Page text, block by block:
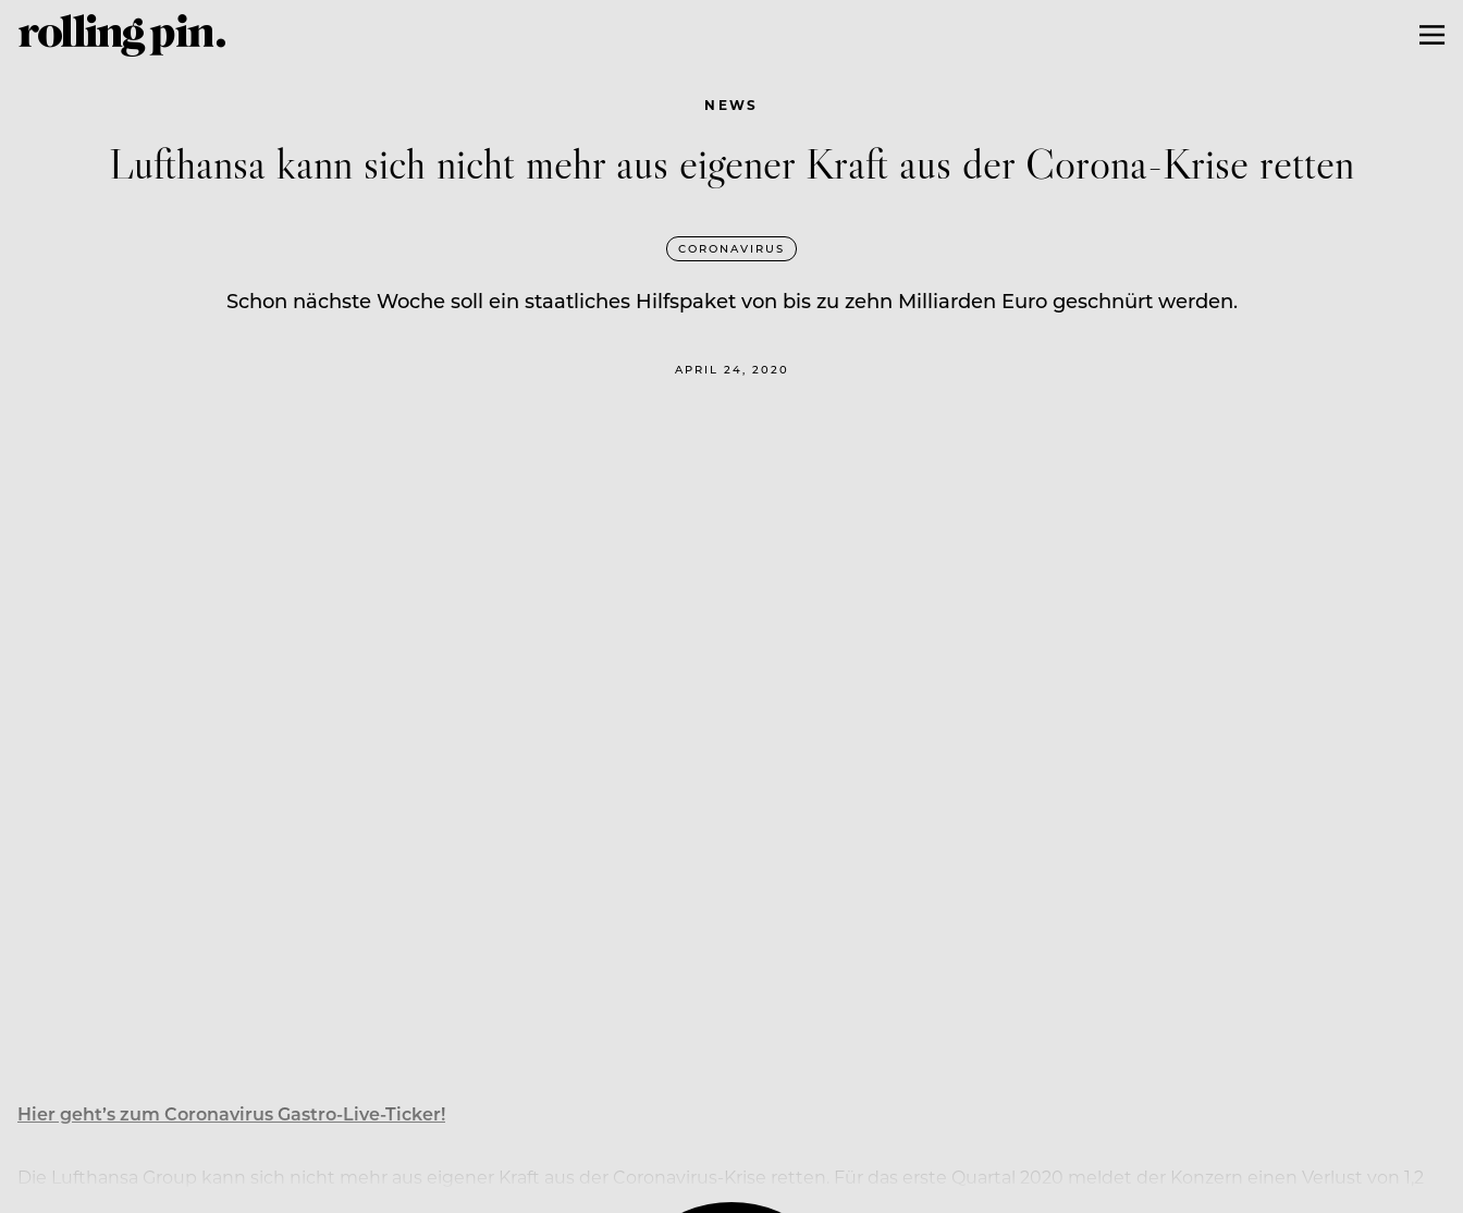
NEWS
Lufthansa kann sich nicht mehr aus eigener Kraft aus der Corona-Krise retten
CORONAVIRUS
Schon nächste Woche soll ein staatliches Hilfspaket von bis zu zehn Milliarden Euro geschnürt werden.
APRIL 24, 2020
Hier geht’s zum Coronavirus Gastro-Live-Ticker!
Die Lufthansa Group kann sich nicht mehr aus eigener Kraft aus der Coronavirus-Krise retten. Für das erste Quartal 2020 meldet der Konzern einen Verlust von 1,2